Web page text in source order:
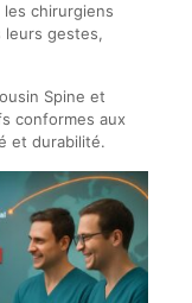
chirurgiens
leurs gestes,
Spine et
conformes aux
et durabilité.